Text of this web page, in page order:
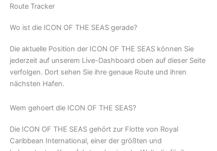
Route Tracker
Wo ist die ICON OF THE SEAS gerade?
Die aktuelle Position der ICON OF THE SEAS können Sie
jederzeit auf unserem Live-Dashboard oben auf dieser Seite
verfolgen. Dort sehen Sie ihre genaue Route und ihren
nächsten Hafen.
Wem gehoert die ICON OF THE SEAS?
Die ICON OF THE SEAS gehört zur Flotte von Royal
Caribbean International, einer der größten und